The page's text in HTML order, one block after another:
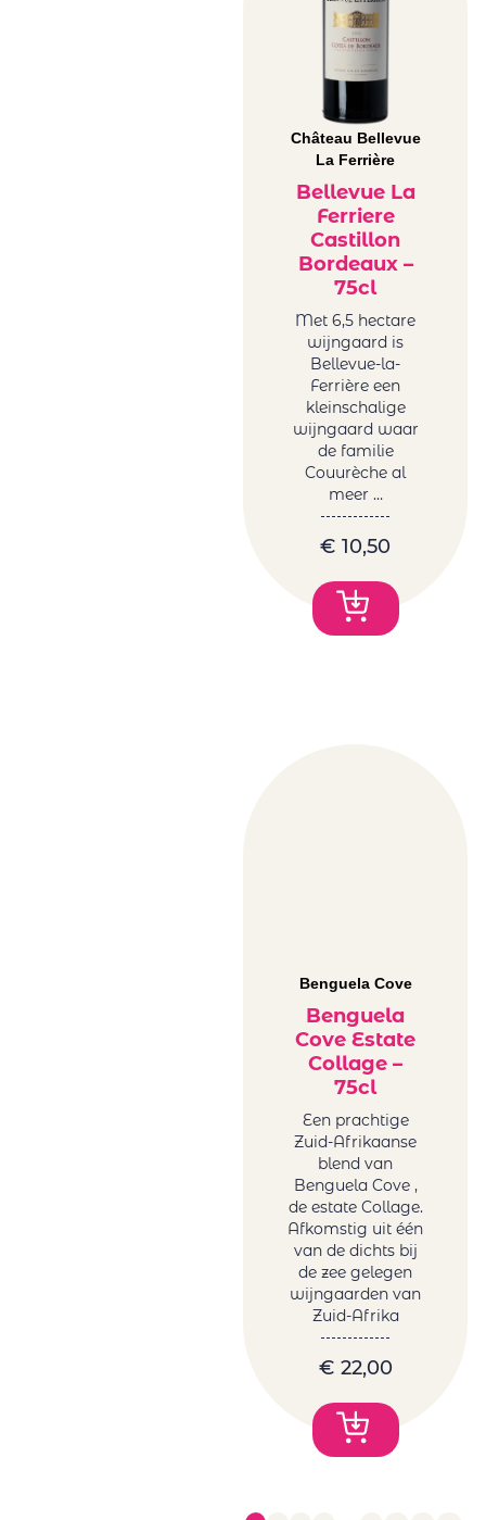
Château Bellevue
La Ferrière
Bellevue La
Ferriere
Castillon
Bordeaux –
75cl
Met 6,5 hectare
wijngaard is
Bellevue-la-
Ferrière een
kleinschalige
wijngaard waar
de familie
Couurèche al
meer …
€ 10,50
Benguela Cove
Benguela
Cove Estate
Collage –
75cl
Een prachtige
Zuid-Afrikaanse
blend van
Benguela Cove ,
de estate Collage.
Afkomstig uit één
van de dichts bij
de zee gelegen
wijngaarden van
Zuid-Afrika
€ 22,00